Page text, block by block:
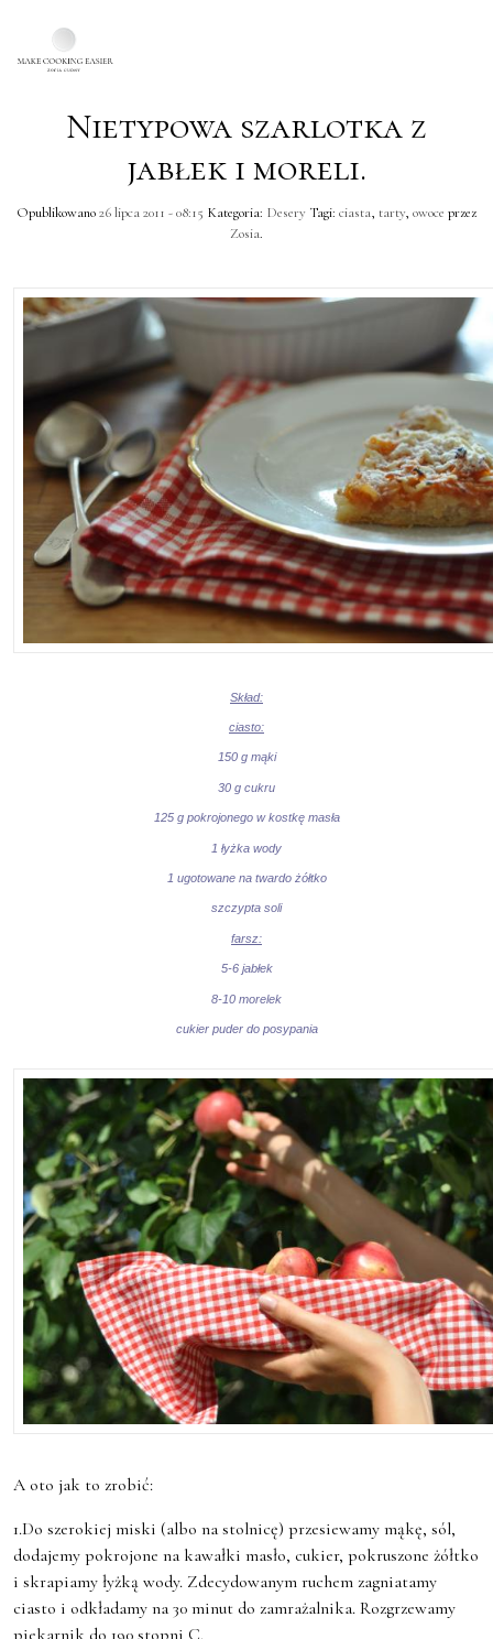
Skip to main content
Nietypowa szarlotka z
jabłek i moreli.
Opublikowano26 lipca 2011 - 08:15 Kategoria: Desery Tagi: ciasta, tarty, owoce przez
Zosia.
Skład:
ciasto:
150 g mąki
30 g cukru
125 g pokrojonego w kostkę masła
1 łyżka wody
1 ugotowane na twardo żółtko
szczypta soli
farsz:
5-6 jabłek
8-10 morelek
cukier puder do posypania
A oto jak to zrobić:
1.Do szerokiej miski (albo na stolnicę) przesiewamy mąkę, sól,
dodajemy pokrojone na kawałki masło, cukier, pokruszone żółtko
i skrapiamy łyżką wody. Zdecydowanym ruchem zagniatamy
ciasto i odkładamy na 30 minut do zamrażalnika. Rozgrzewamy
piekarnik do 190 stopni C.